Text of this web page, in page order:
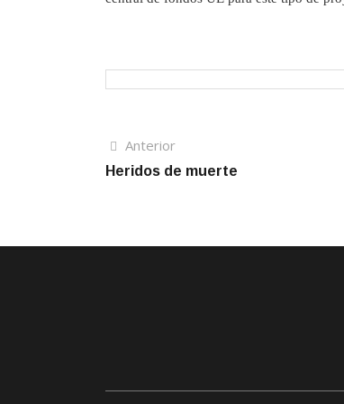
Navegación
de
AnteriorArtículo
anterior
Heridos de muerte